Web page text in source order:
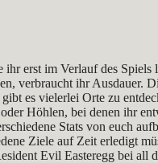
erst im Verlauf des Spiels
verbraucht ihr Ausdauer.
es vielerlei Orte zu
Höhlen, bei denen ihr
Stats von euch
Ziele auf Zeit erledigt
Evil Easteregg bei all